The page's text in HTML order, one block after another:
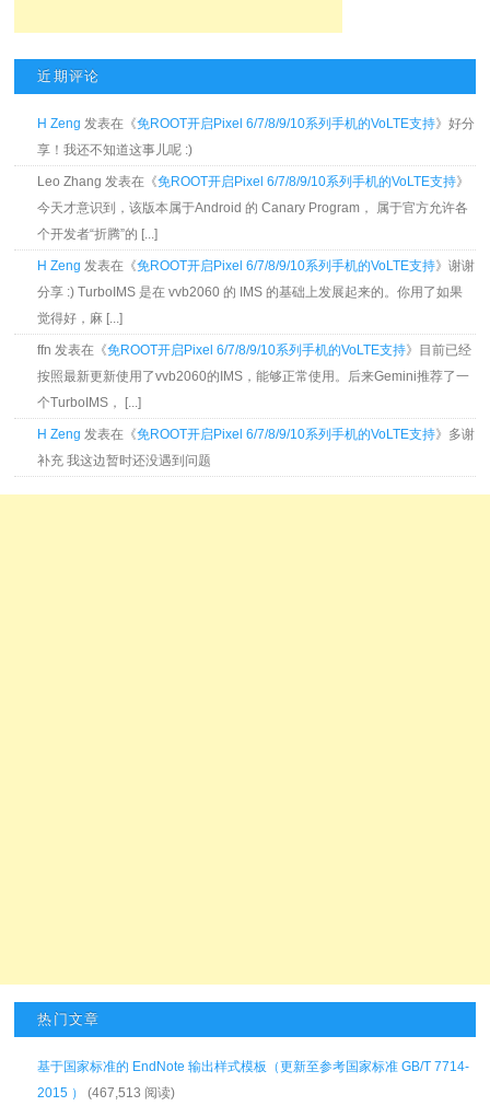
近期评论
H Zeng 发表在《免ROOT开启Pixel 6/7/8/9/10系列手机的VoLTE支持》好分
享！我还不知道这事儿呢 :)
Leo Zhang 发表在《免ROOT开启Pixel 6/7/8/9/10系列手机的VoLTE支持》
今天才意识到，该版本属于Android 的 Canary Program， 属于官方允许各
个开发者“折腾”的 [...]
H Zeng 发表在《免ROOT开启Pixel 6/7/8/9/10系列手机的VoLTE支持》谢谢
分享 :) TurboIMS 是在 vvb2060 的 IMS 的基础上发展起来的。你用了如果
觉得好，麻 [...]
ffn 发表在《免ROOT开启Pixel 6/7/8/9/10系列手机的VoLTE支持》目前已经
按照最新更新使用了vvb2060的IMS，能够正常使用。后来Gemini推荐了一
个TurboIMS， [...]
H Zeng 发表在《免ROOT开启Pixel 6/7/8/9/10系列手机的VoLTE支持》多谢
补充 我这边暂时还没遇到问题
热门文章
基于国家标准的 EndNote 输出样式模板（更新至参考国家标准 GB/T 7714-
2015 ）
(467,513 阅读)